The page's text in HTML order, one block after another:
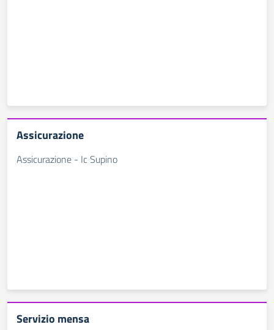
Assicurazione
Assicurazione - Ic Supino
Servizio mensa